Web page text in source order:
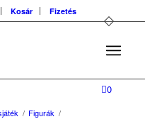
Kosár Fizetés
0
/ Figurák /